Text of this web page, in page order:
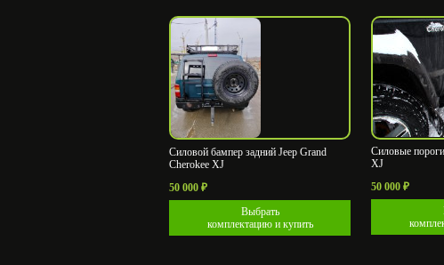
Силовой бампер задний Jeep Grand
Cherokee XJ
50 000 ₽
Выбрать
комплектацию и купить
Силовые
XJ
50 000 ₽